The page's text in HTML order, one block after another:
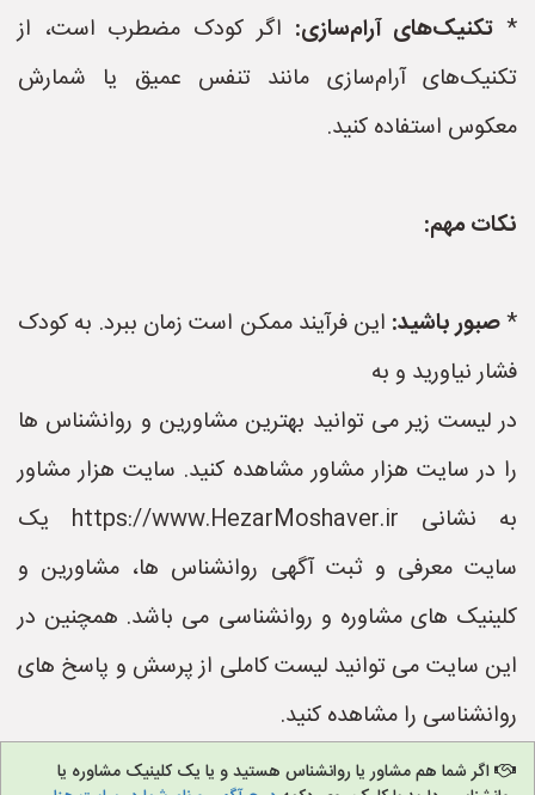
* تکنیک‌های آرام‌سازی: اگر کودک مضطرب است، از
تکنیک‌های آرام‌سازی مانند تنفس عمیق یا شمارش
معکوس استفاده کنید.
نکات مهم:
*صبور باشید: این فرآیند ممکن است زمان ببرد. به کودک
فشار نیاورید و به
در لیست زیر می توانید بهترین مشاورین و روانشناس ها
را در سایت هزار مشاور مشاهده کنید. سایت هزار مشاور
به نشانی https://www.HezarMoshaver.ir یک
سایت معرفی و ثبت آگهی روانشناس ها، مشاورین و
کلینیک های مشاوره و روانشناسی می باشد. همچنین در
این سایت می توانید لیست کاملی از پرسش و پاسخ های
روانشناسی را مشاهده کنید.
اگر شما هم مشاور یا روانشناس هستید و یا یک کلینیک مشاوره یا